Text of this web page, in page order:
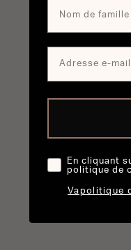
En cliquant
politique de
Vapolitique